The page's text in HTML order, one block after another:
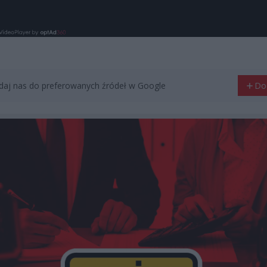
nas do preferowanych źródeł w Google